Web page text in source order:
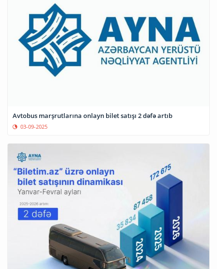
Avtobus marşrutlarına onlayn bilet satışı 2 dəfə artıb
03-09-2025